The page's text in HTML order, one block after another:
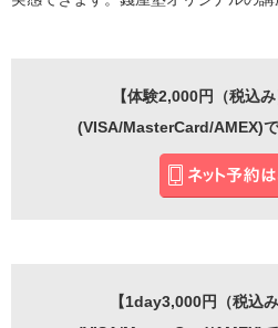
【体験2,000円（税込
(VISA/MasterCard/AMEX)
【1day3,000円（税込